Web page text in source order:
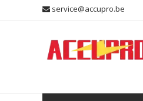
service@accupro.be